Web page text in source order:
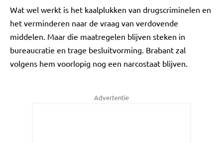
Wat wel werkt is het kaalplukken van drugscriminelen en
het verminderen naar de vraag van verdovende
middelen. Maar die maatregelen blijven steken in
bureaucratie en trage besluitvorming. Brabant zal
volgens hem voorlopig nog een narcostaat blijven.
Advertentie